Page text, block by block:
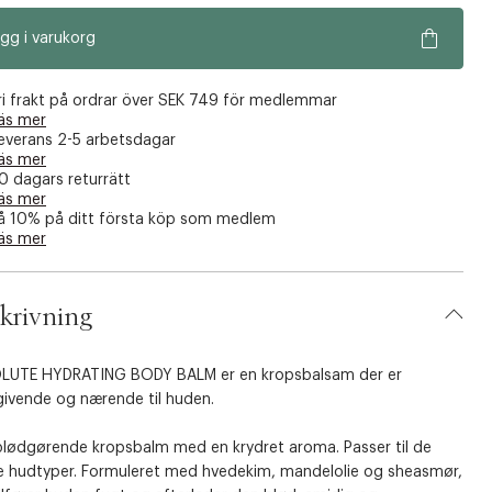
i varukorg
frakt på ordrar över SEK 749 för medlemmar
mer
2-5 arbetsdagar
mer
dagars returrätt
mer
10% på ditt första köp som medlem
mer
HYDRATING BODY BALM er en kropsbalsam der er
og nærende til huden.
kropsbalm med en krydret aroma. Passer til de
hudtyper. Formuleret med hvedekim, mandelolie og sheasmør,